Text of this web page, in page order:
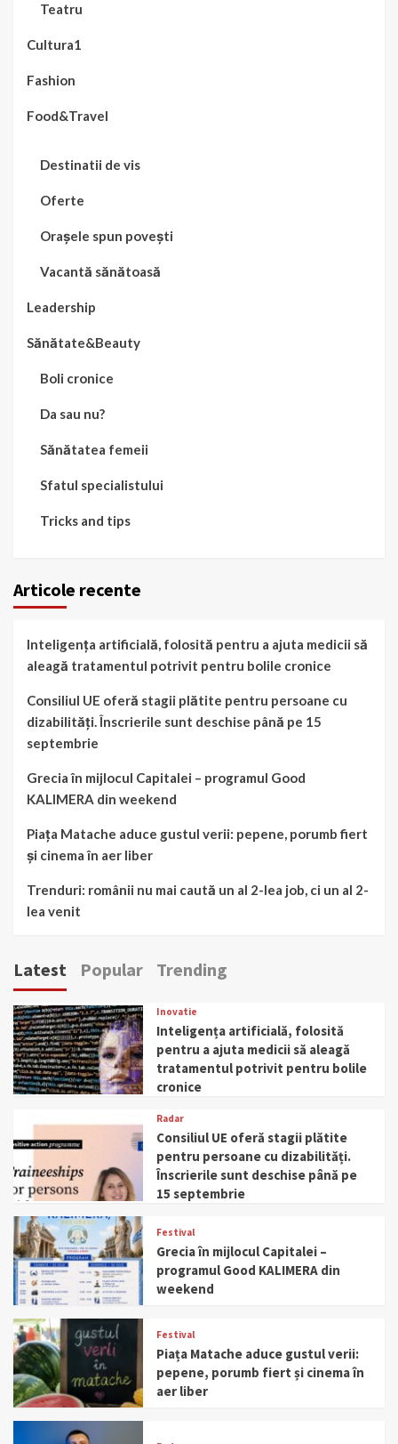
Teatru
Cultura1
Fashion
Food&Travel
Destinatii de vis
Oferte
Orașele spun povești
Vacantă sănătoasă
Leadership
Sănătate&Beauty
Boli cronice
Da sau nu?
Sănătatea femeii
Sfatul specialistului
Tricks and tips
Articole recente
Inteligența artificială, folosită pentru a ajuta medicii să
aleagă tratamentul potrivit pentru bolile cronice
Consiliul UE oferă stagii plătite pentru persoane cu
dizabilități. Înscrierile sunt deschise până pe 15
septembrie
Grecia în mijlocul Capitalei – programul Good
KALIMERA din weekend
Piața Matache aduce gustul verii: pepene, porumb fiert
și cinema în aer liber
Trenduri: românii nu mai caută un al 2-lea job, ci un al 2-
lea venit
Latest Popular Trending
Inovatie
Inteligența artificială, folosită
pentru a ajuta medicii să aleagă
tratamentul potrivit pentru bolile
cronice
Radar
Consiliul UE oferă stagii plătite
pentru persoane cu dizabilități.
Înscrierile sunt deschise până pe
15 septembrie
Festival
Grecia în mijlocul Capitalei –
programul Good KALIMERA din
weekend
Festival
Piața Matache aduce gustul verii:
pepene, porumb fiert și cinema în
aer liber